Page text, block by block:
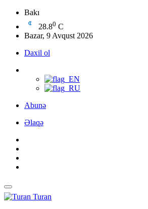
Bakı
28.80 C
Bazar, 9 Avqust 2026
Daxil ol
Abunə
Əlaqə
Turan